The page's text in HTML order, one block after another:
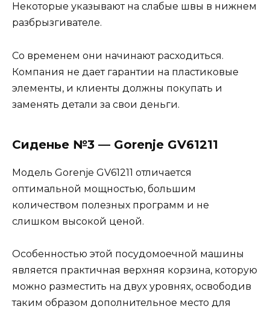
Некоторые указывают на слабые швы в нижнем
разбрызгивателе.
Со временем они начинают расходиться.
Компания не дает гарантии на пластиковые
элементы, и клиенты должны покупать и
заменять детали за свои деньги.
Сиденье №3 — Gorenje GV61211
Модель Gorenje GV61211 отличается
оптимальной мощностью, большим
количеством полезных программ и не
слишком высокой ценой.
Особенностью этой посудомоечной машины
является практичная верхняя корзина, которую
можно разместить на двух уровнях, освободив
таким образом дополнительное место для